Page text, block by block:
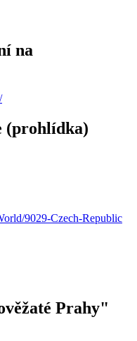
na
(prohlídka)
9029-Czech-Republic
Prahy"